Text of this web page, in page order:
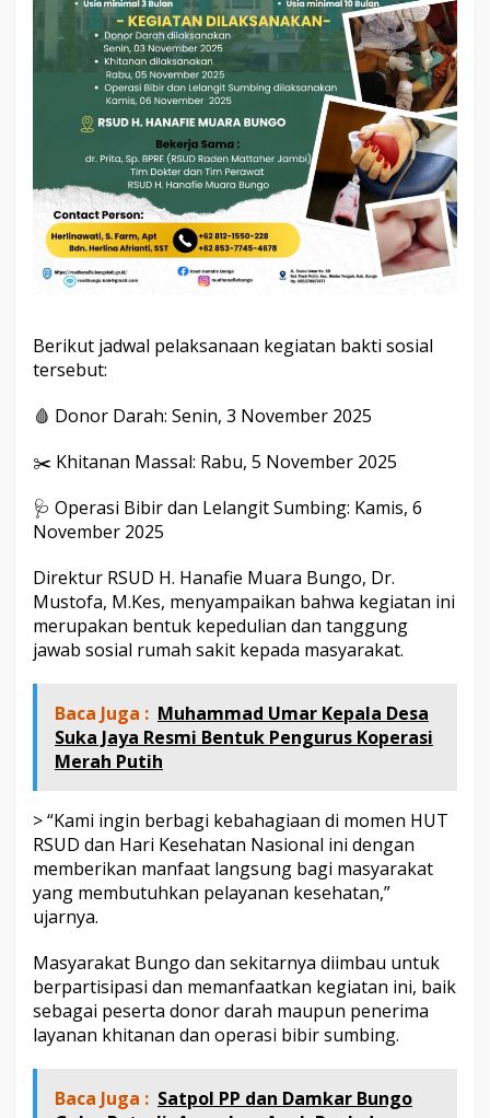
r
i
K
e
s
e
h
a
t
a
n
N
a
s
i
a
Berikut jadwal pelaksanaan kegiatan bakti sosial
tersebut:
🩸 Donor Darah: Senin, 3 November 2025
✂️ Khitanan Massal: Rabu, 5 November 2025
🩺 Operasi Bibir dan Lelangit Sumbing: Kamis, 6
November 2025
Direktur RSUD H. Hanafie Muara Bungo, Dr.
Mustofa, M.Kes, menyampaikan bahwa kegiatan ini
merupakan bentuk kepedulian dan tanggung
jawab sosial rumah sakit kepada masyarakat.
Baca Juga : Muhammad Umar Kepala Desa
Suka Jaya Resmi Bentuk Pengurus Koperasi
Merah Putih
> “Kami ingin berbagi kebahagiaan di momen HUT
RSUD dan Hari Kesehatan Nasional ini dengan
memberikan manfaat langsung bagi masyarakat
yang membutuhkan pelayanan kesehatan,”
ujarnya.
Masyarakat Bungo dan sekitarnya diimbau untuk
berpartisipasi dan memanfaatkan kegiatan ini, baik
sebagai peserta donor darah maupun penerima
layanan khitanan dan operasi bibir sumbing.
Baca Juga : Satpol PP dan Damkar Bungo